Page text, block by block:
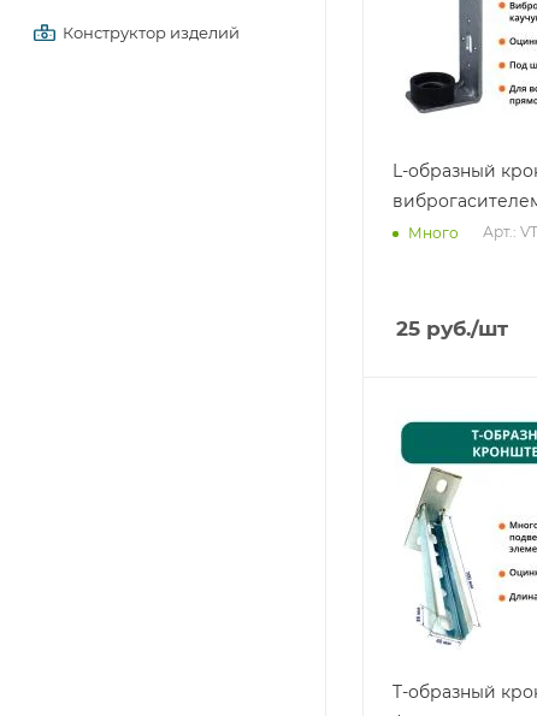
Конструктор изделий
L-образный
Много Арт.:
25 руб./шт
T-образный